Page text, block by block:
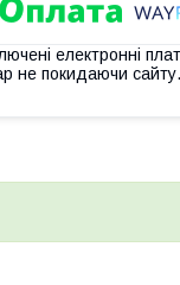
електронні
не покидаючи сайту.